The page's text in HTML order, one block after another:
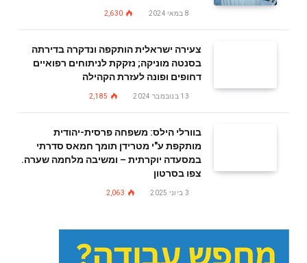
8 במאי 2024 2,630
צעירה ישראלית הותקפה ונדקרה בדירתה
בסנטה מוניקה; נזקקת לניתוחים רפואיים
דחופים ופונה לעזרת הקהילה
13 בנובמבר 2024 2,185
בוורלי הילס: משפחה פרסית-יהודית
מותקפת ע"י מטרידן תומך חמאס סדרתי
במסעדה יוקרתית – ומשיבה מלחמה שערה.
צפו בסרטון
3 ביוני 2025 2,063